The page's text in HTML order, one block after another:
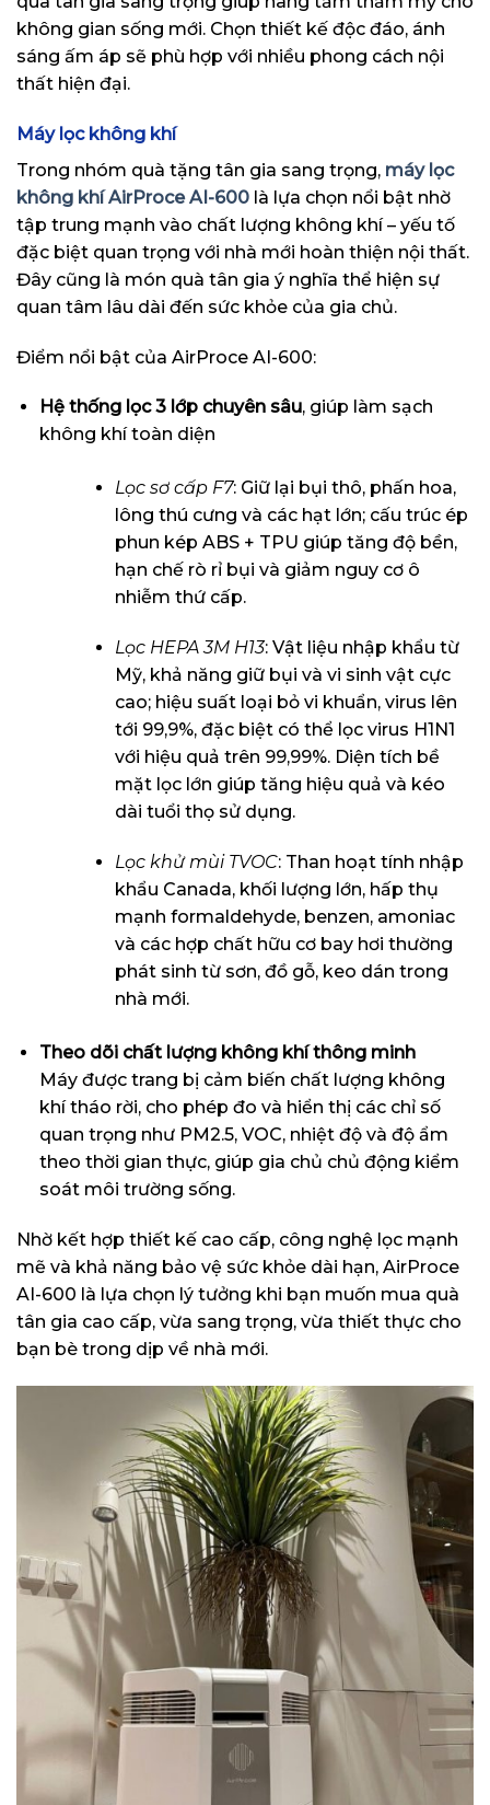
không gian sống mới. Chọn thiết kế độc đáo, ánh
sáng ấm áp sẽ phù hợp với nhiều phong cách nội
thất hiện đại.
Máy lọc không khí
Trong nhóm quà tặng tân gia sang trọng, máy lọc
không khí AirProce AI-600 là lựa chọn nổi bật nhờ
tập trung mạnh vào chất lượng không khí – yếu tố
đặc biệt quan trọng với nhà mới hoàn thiện nội thất.
Đây cũng là món quà tân gia ý nghĩa thể hiện sự
quan tâm lâu dài đến sức khỏe của gia chủ.
Điểm nổi bật của AirProce AI-600:
Hệ thống lọc 3 lớp chuyên sâu, giúp làm sạch
không khí toàn diện
Lọc sơ cấp F7: Giữ lại bụi thô, phấn hoa,
lông thú cưng và các hạt lớn; cấu trúc ép
phun kép ABS + TPU giúp tăng độ bền,
hạn chế rò rỉ bụi và giảm nguy cơ ô
nhiễm thứ cấp.
Lọc HEPA 3M H13: Vật liệu nhập khẩu từ
Mỹ, khả năng giữ bụi và vi sinh vật cực
cao; hiệu suất loại bỏ vi khuẩn, virus lên
tới 99,9%, đặc biệt có thể lọc virus H1N1
với hiệu quả trên 99,99%. Diện tích bề
mặt lọc lớn giúp tăng hiệu quả và kéo
dài tuổi thọ sử dụng.
Lọc khử mùi TVOC: Than hoạt tính nhập
khẩu Canada, khối lượng lớn, hấp thụ
mạnh formaldehyde, benzen, amoniac
và các hợp chất hữu cơ bay hơi thường
phát sinh từ sơn, đồ gỗ, keo dán trong
nhà mới.
Theo dõi chất lượng không khí thông minh
Máy được trang bị cảm biến chất lượng không
khí tháo rời, cho phép đo và hiển thị các chỉ số
quan trọng như PM2.5, VOC, nhiệt độ và độ ẩm
theo thời gian thực, giúp gia chủ chủ động kiểm
soát môi trường sống.
Nhờ kết hợp thiết kế cao cấp, công nghệ lọc mạnh
mẽ và khả năng bảo vệ sức khỏe dài hạn, AirProce
AI-600 là lựa chọn lý tưởng khi bạn muốn mua quà
tân gia cao cấp, vừa sang trọng, vừa thiết thực cho
bạn bè trong dịp về nhà mới.